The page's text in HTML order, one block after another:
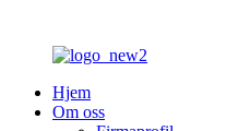
Hjem
Om oss